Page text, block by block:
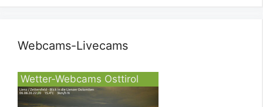
Webcams-Livecams
Wetter-Webcams Osttirol